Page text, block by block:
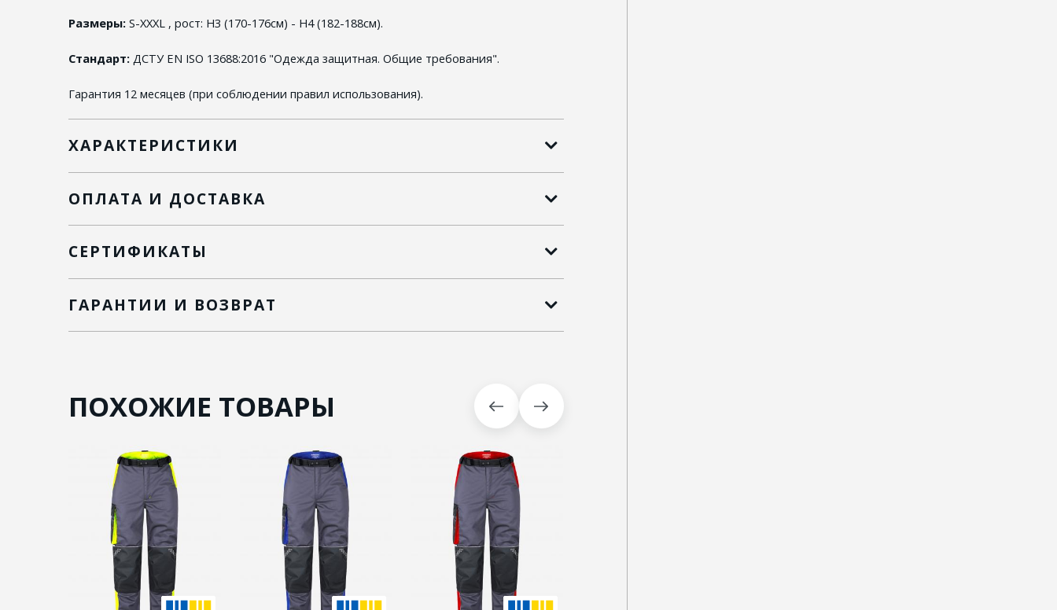
Размеры: S-XXXL , рост: Н3 (170-176см) - Н4 (182-188см).
Стандарт: ДСТУ EN ISO 13688:2016 "Одежда защитная. Общие требования".
Гарантия 12 месяцев (при соблюдении правил использования).
ХАРАКТЕРИСТИКИ
ОПЛАТА И ДОСТАВКА
СЕРТИФИКАТЫ
ГАРАНТИИ И ВОЗВРАТ
ПОХОЖИЕ ТОВАРЫ